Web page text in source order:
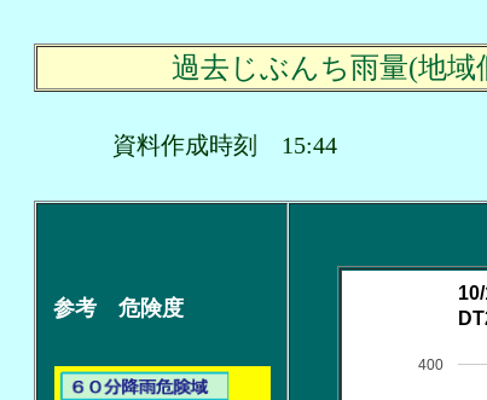
過去じぶんち雨量(地
資料作成時刻 15:44
参考 危険度
400